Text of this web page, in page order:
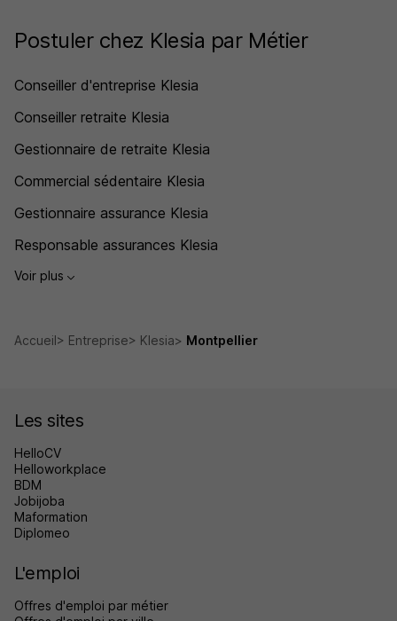
Postuler chez Klesia par Métier
Conseiller d'entreprise Klesia
Conseiller retraite Klesia
Gestionnaire de retraite Klesia
Commercial sédentaire Klesia
Gestionnaire assurance Klesia
Responsable assurances Klesia
Voir plus
Accueil Entreprise Klesia Montpellier
Les sites
HelloCV
Helloworkplace
BDM
Jobijoba
Maformation
Diplomeo
L'emploi
Offres d'emploi par métier